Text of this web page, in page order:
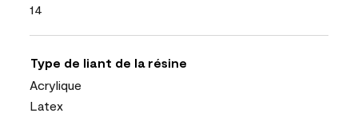
14
Type de liant de la résine
Acrylique
Latex